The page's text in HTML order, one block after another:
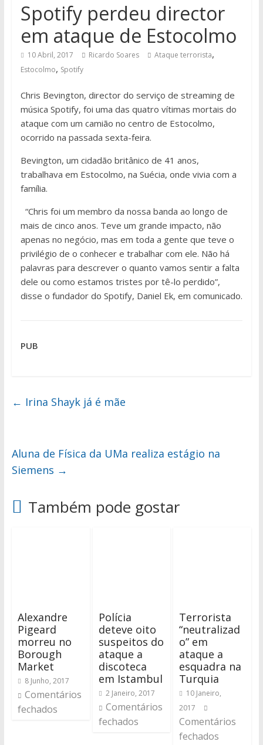
Spotify perdeu director
em ataque de Estocolmo
10 Abril, 2017 Ricardo Soares Ataque terrorista,
Estocolmo, Spotify
Chris Bevington, director do serviço de streaming de
música Spotify, foi uma das quatro vítimas mortais do
ataque com um camião no centro de Estocolmo,
ocorrido na passada sexta-feira.
Bevington, um cidadão britânico de 41 anos,
trabalhava em Estocolmo, na Suécia, onde vivia com a
família.
“Chris foi um membro da nossa banda ao longo de
mais de cinco anos. Teve um grande impacto, não
apenas no negócio, mas em toda a gente que teve o
privilégio de o conhecer e trabalhar com ele. Não há
palavras para descrever o quanto vamos sentir a falta
dele ou como estamos tristes por tê-lo perdido”,
disse o fundador do Spotify, Daniel Ek, em comunicado.
PUB
← Irina Shayk já é mãe
Aluna de Física da UMa realiza estágio na
Siemens →
Também pode gostar
Alexandre
Pigeard
morreu no
Borough
Market
8 Junho, 2017
Comentários
fechados
Polícia
deteve oito
suspeitos do
ataque a
discoteca
em Istambul
2 Janeiro, 2017
Comentários
fechados
Terrorista
“neutralizad
o” em
ataque a
esquadra na
Turquia
10 Janeiro,
2017
Comentários
fechados